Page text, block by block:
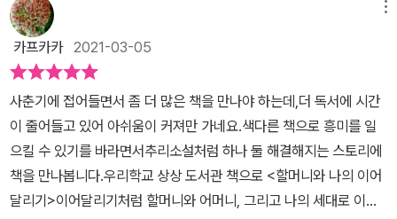
희 아이에겐어려운 내용이 확실히 맞았더라고요.엄마가 먼저 읽어보
고 아이에게 줄 걸괜히 아이를 고생시켰구나! 후회를 했답니다. ;; 이
책은 최소 초등 4학년 이상은 된 친구들에게 권하고 싶어요.사실, 제
생각은 삽화나 글밥을 고려하지 않으면청소년 소설에 가깝다는 생각
이 들더라고요. 책의 주인공 혜지는 투머치토커입니다.그래서 책의
도입부부터 제대로 투머치토커의 진수를 보여주며 재잘재잘 이야기
를 시작합니다.그래서 저희 아이도 처음엔 읽으면서“나랑 비슷한가
봐”라며무척 즐거워하며 읽기 시작했답니다. ^^ 그런데 혜지가 어느
날, 부모님과 고모가 대화를 나누는 걸 우연히 엿듣게 되면서 사건은
카프카카2021-03-05
사춘기에 접어들면서 좀 더 많은 책을 만나야 하는데,더 독서에 시간
이 줄어들고 있어 아쉬움이 커져만 가네요.색다른 책으로 흥미를 일
으킬 수 있기를 바라면서추리소설처럼 하나 둘 해결해지는 스토리에
책을 만나봅니다.우리학교 상상 도서관 책으로 <할머니와 나의 이어
달리기>이어달리기처럼 할머니와 어머니, 그리고 나의 세대로 이어